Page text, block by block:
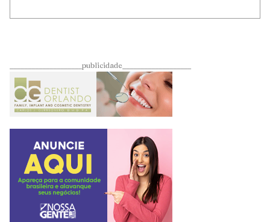
____________________publicidade___________________